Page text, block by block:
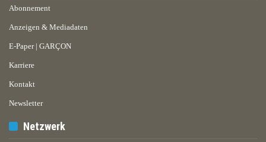
Abonnement
Anzeigen & Mediadaten
E-Paper | GARÇON
Karriere
Kontakt
Newsletter
Netzwerk